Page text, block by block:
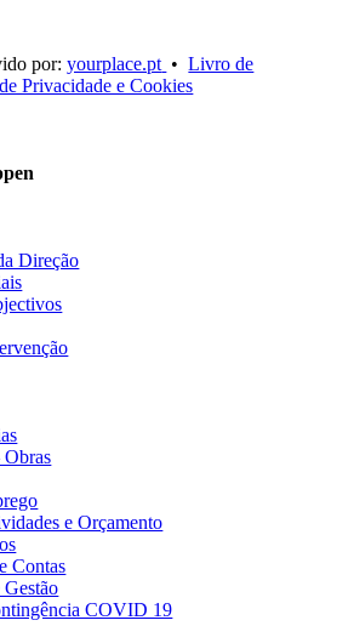
por:yourplace.pt •Livro de
Privacidade e Cookies
Direção
e Orçamento
Contas
COVID 19